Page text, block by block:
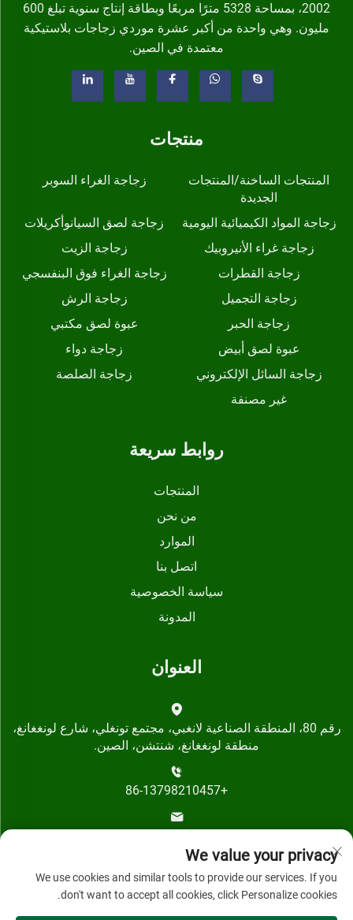
2002، بمساحة 5328 مترًا مربعًا وبطاقة إنتاج سنوية تبلغ 600
مليون. وهي واحدة من أكبر عشرة موردي زجاجات بلاستيكية
معتمدة في الصين.
منتجات
المنتجات الساخنة/المنتجات
الجديدة
زجاجة الغراء السوبر
زجاجة المواد الكيميائية اليومية
زجاجة لصق السيانوأكريلات
زجاجة غراء الأنيروبيك
زجاجة الزيت
زجاجة القطرات
زجاجة الغراء فوق البنفسجي
زجاجة التجميل
زجاجة الرش
زجاجة الحبر
عبوة لصق مكتبي
عبوة لصق أبيض
زجاجة دواء
زجاجة السائل الإلكتروني
زجاجة الصلصة
غير مصنفة
روابط سريعة
المنتجات
من نحن
الموارد
اتصل بنا
سياسة الخصوصية
المدونة
العنوان
رقم 80، المنطقة الصناعية لانغبي، مجتمع تونغلي، شارع لونغغانغ،
منطقة لونغغانغ، شنتشن، الصين.
+86-13798210457
We value your privacy
We use cookies and similar tools to provide our services. If you
don't want to accept all cookies, click Personalize cookies.